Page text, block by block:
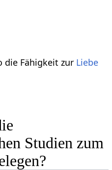
die Fähigkeit zur Liebe
Studien zum